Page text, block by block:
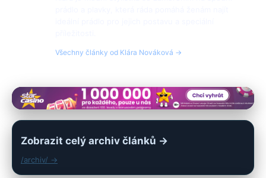
Všechny články od Klára Nováková →
Zobrazit celý archiv článků →
/archiv/ →